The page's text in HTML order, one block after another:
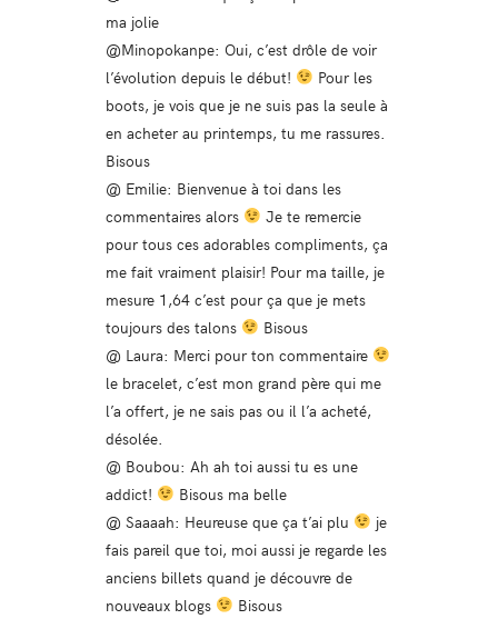
ma jolie
@Minopokanpe: Oui, c’est drôle de voir
l’évolution depuis le début!
Pour les
boots, je vois que je ne suis pas la seule à
en acheter au printemps, tu me rassures.
Bisous
@ Emilie: Bienvenue à toi dans les
commentaires alors
Je te remercie
pour tous ces adorables compliments, ça
me fait vraiment plaisir! Pour ma taille, je
mesure 1,64 c’est pour ça que je mets
toujours des talons
Bisous
@ Laura: Merci pour ton commentaire
le bracelet, c’est mon grand père qui me
l’a offert, je ne sais pas ou il l’a acheté,
désolée.
@ Boubou: Ah ah toi aussi tu es une
addict!
Bisous ma belle
@ Saaaah: Heureuse que ça t’ai plu
je
fais pareil que toi, moi aussi je regarde les
anciens billets quand je découvre de
nouveaux blogs
Bisous